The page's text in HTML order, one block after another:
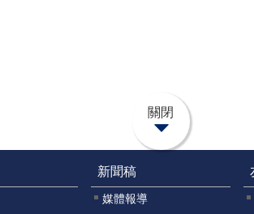
關閉
新聞稿
媒體報導